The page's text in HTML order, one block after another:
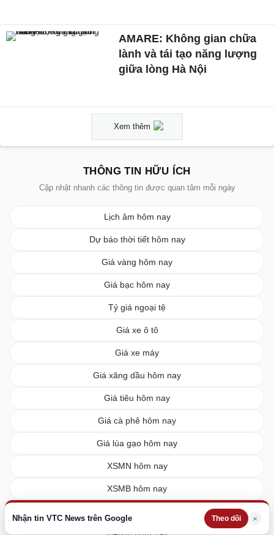
Nhận tin VTC News trên Google Theo dõi ×
AMARE: Không gian chữa
lành và tái tạo năng lượng
giữa lòng Hà Nội
Xem thêm
THÔNG TIN HỮU ÍCH
Cập nhật nhanh các thông tin được quan tâm mỗi ngày
Lịch âm hôm nay
Dự báo thời tiết hôm nay
Giá vàng hôm nay
Giá bạc hôm nay
Tỷ giá ngoại tệ
Giá xe ô tô
Giá xe máy
Giá xăng dầu hôm nay
Giá tiêu hôm nay
Giá cà phê hôm nay
Giá lúa gạo hôm nay
XSMN hôm nay
XSMB hôm nay